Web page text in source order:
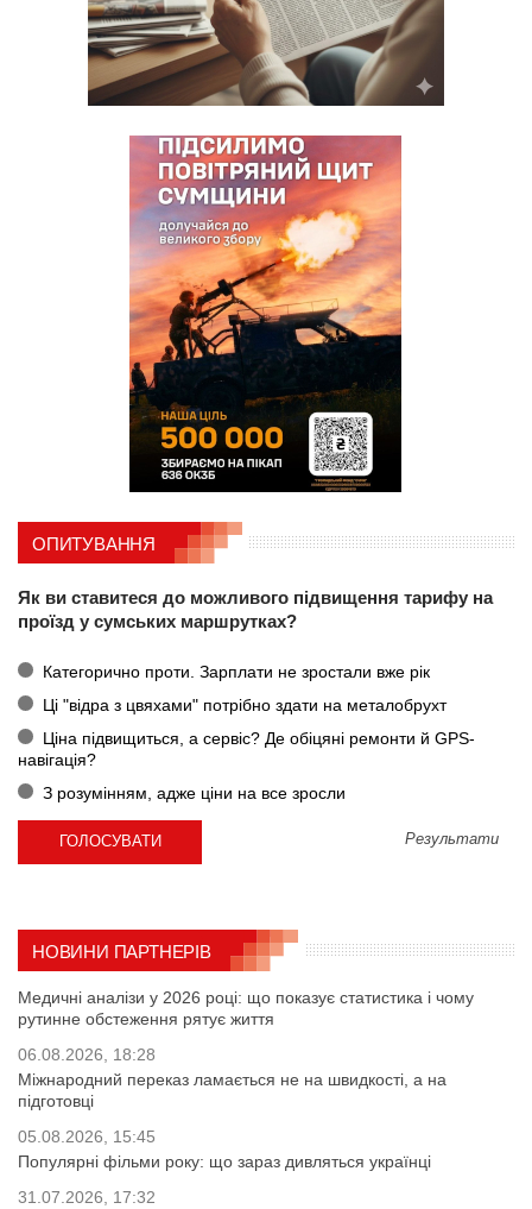
ОПИТУВАННЯ
Як ви ставитеся до можливого підвищення тарифу на
проїзд у сумських маршрутках?
Категорично проти. Зарплати не зростали вже рік
Ці "відра з цвяхами" потрібно здати на металобрухт
Ціна підвищиться, а сервіс? Де обіцяні ремонти й GPS-
навігація?
З розумінням, адже ціни на все зросли
Результати
НОВИНИ ПАРТНЕРІВ
Медичні аналізи у 2026 році: що показує статистика і чому
рутинне обстеження рятує життя
06.08.2026, 18:28
Міжнародний переказ ламається не на швидкості, а на
підготовці
05.08.2026, 15:45
Популярні фільми року: що зараз дивляться українці
31.07.2026, 17:32